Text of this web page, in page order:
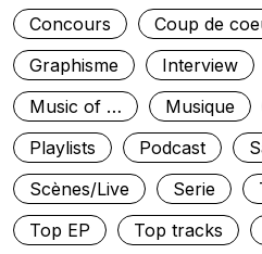
Concours
Coup de
Graphisme
Interview
Music of …
Musique
Playlists
Podcast
Scènes/Live
Serie
Top EP
Top tracks